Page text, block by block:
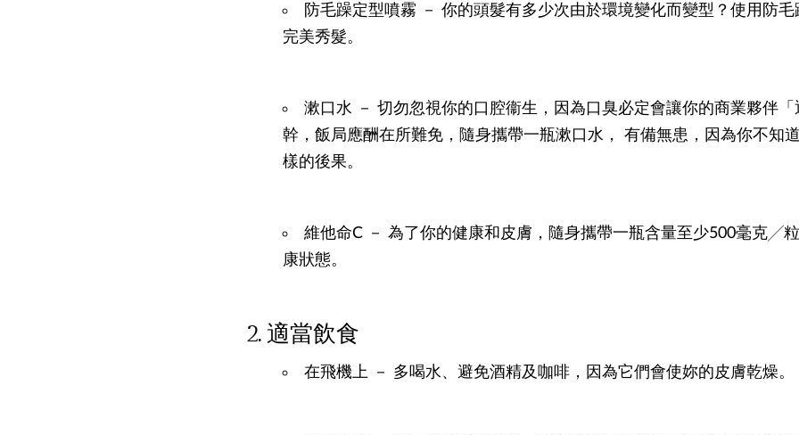
防毛躁定型噴霧 － 你的頭髮有多少次由於環境變化而變型？使用防
完美秀髮。
漱口水 － 切勿忽視你的口腔衞生，因為口臭必定會讓你的商業夥伴
幹，飯局應酬在所難免，隨身攜帶一瓶漱口水， 有備無患，因為你不知
樣的後果。
維他命C － 為了你的健康和皮膚，隨身攜帶一瓶含量至少500毫克╱
康狀態。
適當飲食
在飛機上 － 多喝水、避免酒精及咖啡，因為它們會使妳的皮膚乾燥。